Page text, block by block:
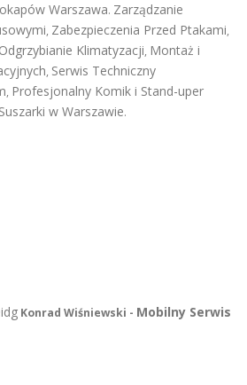
Warszawa. Zarządzanie
, Zabezpieczenia Przed Ptakami,
Odgrzybianie Klimatyzacji, Montaż i
, Serwis Techniczny
, Profesjonalny Komik i Stand-uper
w Warszawie.
Konrad Wiśniewski - Mobilny Serwis